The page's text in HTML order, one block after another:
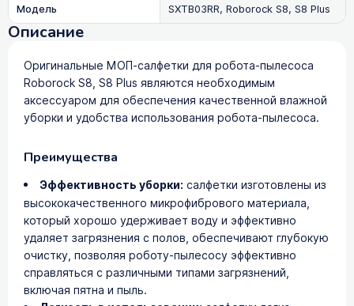
Модель
SXTB03RR, Roborock S8, S8 Plus
Описание
Оригинальные МОП-салфетки для робота-пылесоса
Roborock S8, S8 Plus являются необходимым
аксессуаром для обеспечения качественной влажной
уборки и удобства использования робота-пылесоса.
Преимущества
Эффективность уборки: салфетки изготовлены из
высококачественного микрофибрового материала,
который хорошо удерживает воду и эффективно
удаляет загрязнения с полов, обеспечивают глубокую
очистку, позволяя роботу-пылесосу эффективно
справляться с различными типами загрязнений,
включая пятна и пыль.